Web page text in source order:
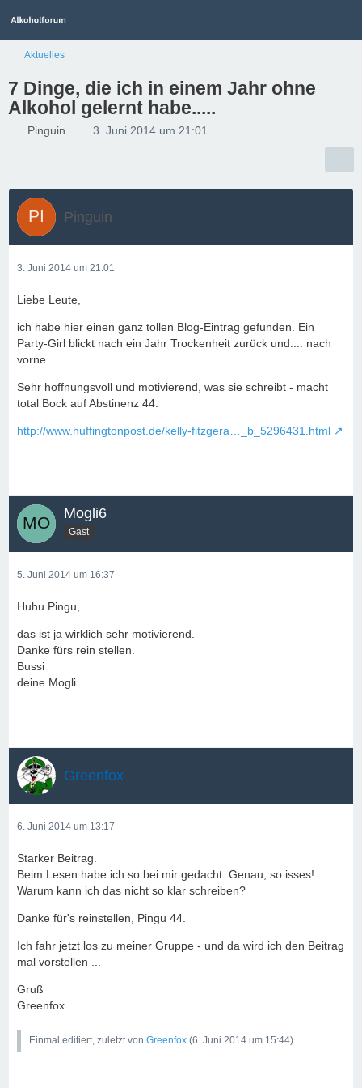
Aktuelles
7 Dinge, die ich in einem Jahr ohne
Alkohol gelernt habe.....
Pinguin 3. Juni 2014 um 21:01
Pinguin
3. Juni 2014 um 21:01
Liebe Leute,
ich habe hier einen ganz tollen Blog-Eintrag gefunden. Ein
Party-Girl blickt nach ein Jahr Trockenheit zurück und.... nach
vorne...
Sehr hoffnungsvoll und motivierend, was sie schreibt - macht
total Bock auf Abstinenz 44.
http://www.huffingtonpost.de/kelly-fitzgera…_b_5296431.html
Mogli6
Gast
5. Juni 2014 um 16:37
Huhu Pingu,
das ist ja wirklich sehr motivierend.
Danke fürs rein stellen.
Bussi
deine Mogli
Greenfox
6. Juni 2014 um 13:17
Starker Beitrag.
Beim Lesen habe ich so bei mir gedacht: Genau, so isses!
Warum kann ich das nicht so klar schreiben?
Danke für's reinstellen, Pingu 44.
Ich fahr jetzt los zu meiner Gruppe - und da wird ich den Beitrag
mal vorstellen ...
Gruß
Greenfox
Einmal editiert, zuletzt von Greenfox (6. Juni 2014 um 15:44)